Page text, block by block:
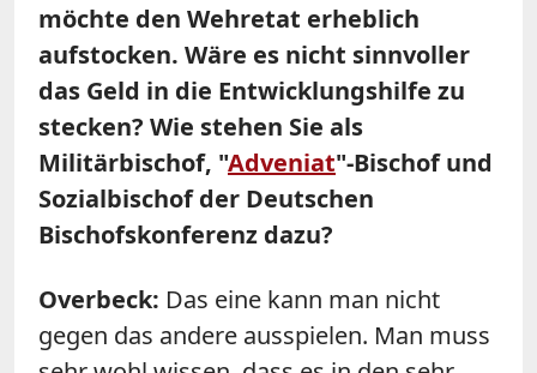
möchte den Wehretat erheblich
aufstocken. Wäre es nicht sinnvoller
das Geld in die Entwicklungshilfe zu
stecken? Wie stehen Sie als
Militärbischof, "Adveniat"-Bischof und
Sozialbischof der Deutschen
Bischofskonferenz dazu?
Overbeck: Das eine kann man nicht
gegen das andere ausspielen. Man muss